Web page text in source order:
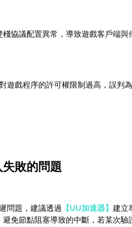
協議配置異常，導致遊戲客戶端與
遊戲程序的許可權限制過高，誤判
敗的問題
問題，建議透過 【UU加速器】建立
免節點阻塞導致的中斷，若某次驗